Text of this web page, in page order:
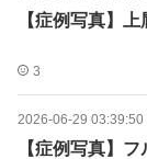
【症例写真】
3
2026-06-29 03:39:50
【症例写真】